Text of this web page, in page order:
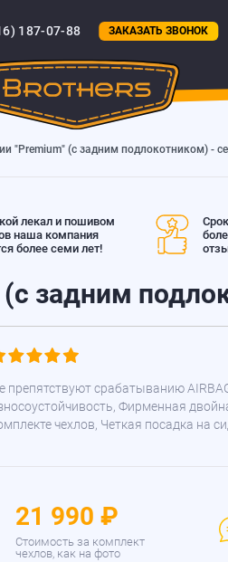
187-07-88 ЗАКАЗАТЬ ЗВОНОК
"Premium" (с задним подлокотником) -
лекал и пошивом
наша компания
более семи лет!
задним
препятствуют срабатыванию
Фирменная
чехлов, Четкая посадка на
21 990 ₽
Стоимость за комплект
чехлов, как на фото